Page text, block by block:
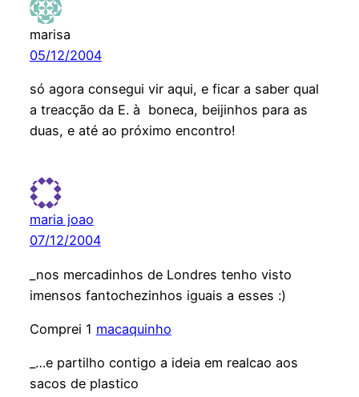
marisa
05/12/2004
só agora consegui vir aqui, e ficar a saber qual
a treacção da E. à boneca, beijinhos para as
duas, e até ao próximo encontro!
maria joao
07/12/2004
_nos mercadinhos de Londres tenho visto
imensos fantochezinhos iguais a esses :)
Comprei 1 macaquinho
_…e partilho contigo a ideia em realcao aos
sacos de plastico